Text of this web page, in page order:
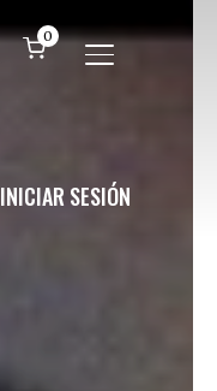
ALTERNAR
0
INICIAR SESIÓN